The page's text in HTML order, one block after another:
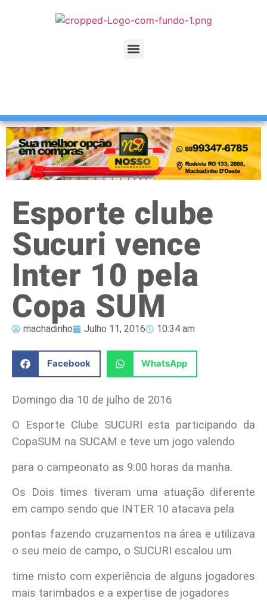
Esporte clube
Sucuri vence
Inter 10 pela
Copa SUM
machadinho Julho 11, 2016 10:34 am
Facebook WhatsApp
Domingo dia 10 de julho de 2016
O Esporte Clube SUCURI esta participando da
CopaSUM na SUCAM e teve um jogo valendo
para o campeonato as 9:00 horas da manha.
Os Dois times tiveram uma atuação diferente
em campo sendo que INTER 10 atacava pela
pontas fazendo cruzamentos na área e utilizava
o seu meio de campo, o SUCURI escalou um
time misto com experiência de alguns jogadores
mais tarimbados e a expertise de jogadores